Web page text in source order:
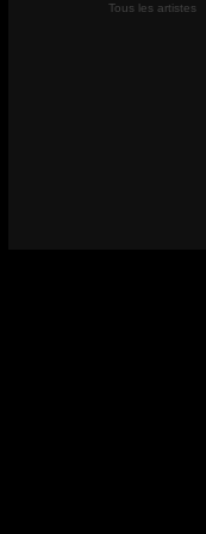
Tous les artistes